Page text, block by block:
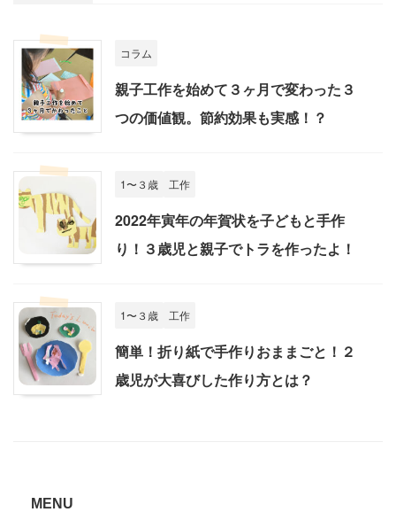
コラム
親子工作を始めて３ヶ月で変わった３
つの価値観。節約効果も実感！？
1〜３歳 工作
2022年寅年の年賀状を子どもと手作
り！３歳児と親子でトラを作ったよ！
1〜３歳 工作
簡単！折り紙で手作りおままごと！２
歳児が大喜びした作り方とは？
MENU